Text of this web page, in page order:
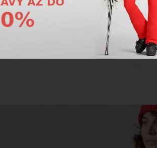
okuliarov. Čím vyššie číslo, tým tmavší je
svetla prepúšťa. Správna kategória filtra
kontrast a komfort počas lyžovania.